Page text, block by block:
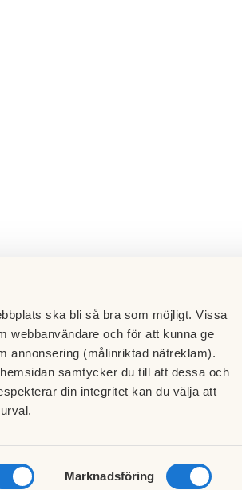
ska bli så bra som möjligt. Vissa
webbanvändare och för att kunna ge
annonsering (målinriktad nätreklam).
samtycker du till att dessa och
din integritet kan du välja att
Marknadsföring
Cookieinställningar